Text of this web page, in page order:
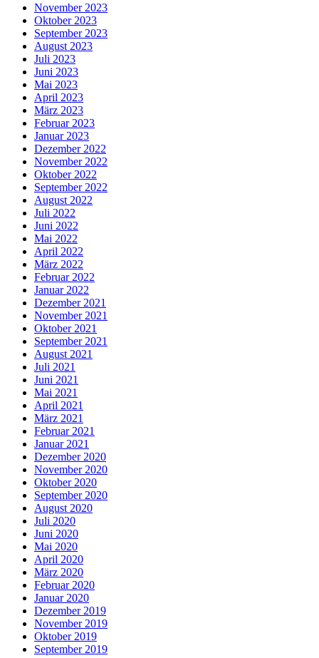
November 2023
Oktober 2023
September 2023
August 2023
Juli 2023
Juni 2023
Mai 2023
April 2023
März 2023
Februar 2023
Januar 2023
Dezember 2022
November 2022
Oktober 2022
September 2022
August 2022
Juli 2022
Juni 2022
Mai 2022
April 2022
März 2022
Februar 2022
Januar 2022
Dezember 2021
November 2021
Oktober 2021
September 2021
August 2021
Juli 2021
Juni 2021
Mai 2021
April 2021
März 2021
Februar 2021
Januar 2021
Dezember 2020
November 2020
Oktober 2020
September 2020
August 2020
Juli 2020
Juni 2020
Mai 2020
April 2020
März 2020
Februar 2020
Januar 2020
Dezember 2019
November 2019
Oktober 2019
September 2019